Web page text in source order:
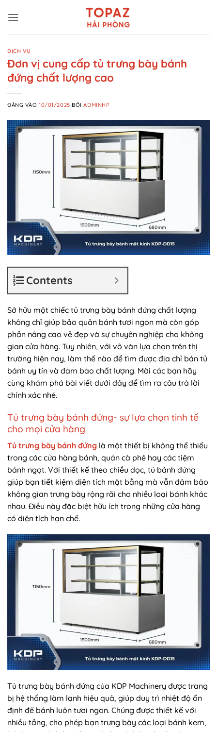
qua
DỊCH VỤ
Đơn vị cung cấp tủ trưng bày bánh
đứng chất lượng cao
ĐĂNG VÀO10/01/2025 BỞIADMINHP
Contents
Sở hữu một chiếc tủ trưng bày bánh đứng chất lượng
không chỉ giúp bảo quản bánh tươi ngon mà còn góp
phần nâng cao vẻ đẹp và sự chuyên nghiệp cho không
gian cửa hàng. Tuy nhiên, với vô vàn lựa chọn trên thị
trường hiện nay, làm thế nào để tìm được địa chỉ bán tủ
bánh uy tín và đảm bảo chất lượng. Mời các bạn hãy
cùng khám phá bài viết dưới đây để tìm ra câu trả lời
chính xác nhé.
Tủ trưng bày bánh đứng- sự lựa chọn tinh tế
cho mọi cửa hàng
Tủ trưng bày bánh đứng là một thiết bị không thể thiếu
trong các cửa hàng bánh, quán cà phê hay các tiệm
bánh ngọt. Với thiết kế theo chiều dọc, tủ bánh đứng
giúp bạn tiết kiệm diện tích mặt bằng mà vẫn đảm bảo
không gian trưng bày rộng rãi cho nhiều loại bánh khác
nhau. Điều này đặc biệt hữu ích trong những cửa hàng
có diện tích hạn chế.
Tủ trưng bày bánh đứng của KDP Machinery được trang
bị hệ thống làm lạnh hiệu quả, giúp duy trì nhiệt độ ổn
định để bánh luôn tươi ngon. Chúng được thiết kế với
nhiều tầng, cho phép bạn trưng bày các loại bánh kem,